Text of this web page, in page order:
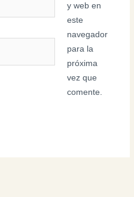
y web en
este
navegador
para la
próxima
vez que
comente.